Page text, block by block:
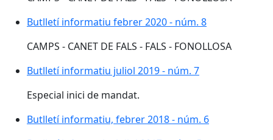
Butlletí informatiu febrer 2020 - núm. 8
Butlletí informatiu febrer 2020 - núm. 8
CAMPS - CANET DE FALS - FALS - FONOLLOSA
Butlletí informatiu juliol 2019 - núm. 7
Butlletí informatiu juliol 2019 - núm. 7
Especial inici de mandat.
Butlletí informatiu, febrer 2018 - núm. 6